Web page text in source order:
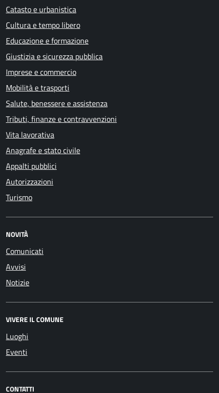
Catasto e urbanistica
Cultura e tempo libero
Educazione e formazione
Giustizia e sicurezza pubblica
Imprese e commercio
Mobilità e trasporti
Salute, benessere e assistenza
Tributi, finanze e contravvenzioni
Vita lavorativa
Anagrafe e stato civile
Appalti pubblici
Autorizzazioni
Turismo
NOVITÀ
Comunicati
Avvisi
Notizie
VIVERE IL COMUNE
Luoghi
Eventi
CONTATTI